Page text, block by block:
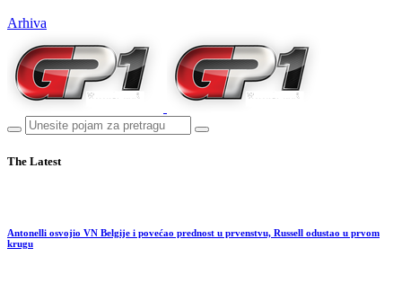
Arhiva
The Latest
Antonelli osvojio VN Belgije i povećao prednost u prvenstvu, Russell odustao u prvom
krugu